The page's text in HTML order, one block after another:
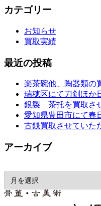
カテゴリー
お知らせ
買取実績
最近の投稿
楽茶碗他、陶器類の
瑞穂区にて刀剣ほか
銀製 茶托を買取さ
愛知県豊田市にて春
古銭買取させていた
アーカイブ